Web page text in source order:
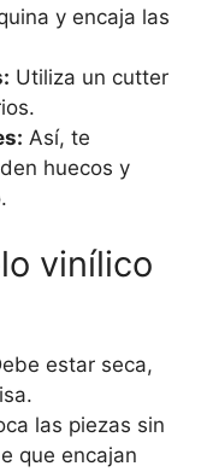
y encaja las
Utiliza un cutter
Así, te
huecos y
vinílico
estar seca,
las piezas sin
que encajan